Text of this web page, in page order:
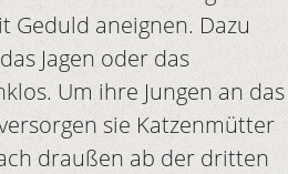
Geduld aneignen. Dazu
Jagen oder das
Um ihre Jungen an das
sie Katzenmütter
draußen ab der dritten